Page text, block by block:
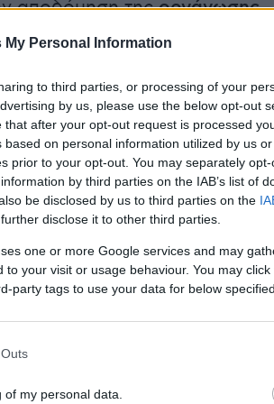
My Personal Information
to third parties, or processing of your
by us, please use the below opt-out
after your opt-out request is processed
on personal information utilized by us
prior to your opt-out. You may separately
by third parties on the IAB’s list of
be disclosed by us to third parties on the
disclose it to other third parties.
one or more Google services and may
to your visit or usage behaviour. You may
party tags to use your data for below
my personal data.
αποδόμηση τηςοργάνωσης
υπηρεσία Εσωτερικών
(υπαστυνόμος –
- ο οποίος στο παρελθόν
- αποσπούσε
τα κατασχεμένα και εν
του Αλβανού - τα
των ερευνητών
του με συναδέλφους του.
με μία άλλη
φέρεται ως ο αρχηγός του
συνελήφθη